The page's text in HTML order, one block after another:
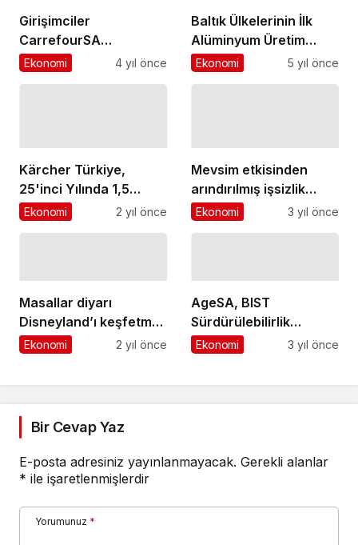
Girişimciler
CarrefourSA
desteğiyle büyüyor
Ekonomi 4 yıl önce
Baltık Ülkelerinin İlk
Alüminyum Üretim
Hattında da Mono Steel
Ekonomi 5 yıl önce
Kärcher Türkiye,
25'inci Yılında 1,5
Milyar TL Satış
Ekonomi 2 yıl önce
Mevsim etkisinden
arındırılmış işsizlik
oranı %9,7
Ekonomi 3 yıl önce
Masallar diyarı
Disneyland’ı keşfetmek
için acele et!
Ekonomi 2 yıl önce
AgeSA, BIST
Sürdürülebilirlik
Endeksi'ne Girdi
Ekonomi 3 yıl önce
Bir Cevap Yaz
E-posta adresiniz yayınlanmayacak. Gerekli alanlar
* ile işaretlenmişlerdir
Yorumunuz *